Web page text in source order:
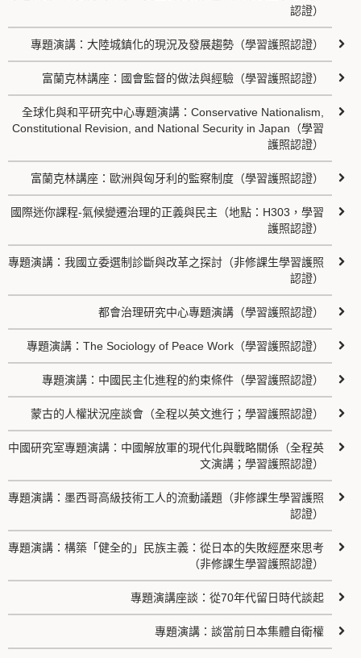
認證）
專題演講：大陸城鎮化的現況及發展趨勢（學習護照認證）
富蘭克林講座：國會監督的做法與經驗（學習護照認證）
全球化與和平研究中心專題演講：Conservative Nationalism,
Constitutional Revision, and National Security in Japan（學習
護照認證）
富蘭克林講座：歐洲與匈牙利的監察制度（學習護照認證）
國際迷你課程-氣候變遷治理的正義與民主（地點：H303，學習
護照認證）
專題演講：我國立委選制診斷與改革之探討（非修課生學習護照
認證）
都會治理研究中心專題演講（學習護照認證）
專題演講：The Sociology of Peace Work（學習護照認證）
專題演講：中國民主化進程的約束條件（學習護照認證）
蒙古的人權狀況座談會（全程以英文進行；學習護照認證）
中國研究室專題演講：中國解放軍的現代化與戰略關係（全程英
文演講；學習護照認證）
專題演講：墨西哥高級技術工人的流動議題（非修課生學習護照
認證）
專題演講：構築「健全的」民族主義：從日本的失敗經歷來思考
（非修課生學習護照認證）
專題演講座談：從70年代留日時代談起
專題演講：談當前日本集體自衛權